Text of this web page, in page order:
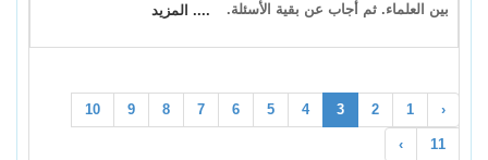
بين العلماء. ثم أجاب عن بقية الأسئلة.
.... المزيد
‹
1
2
3
4
5
6
7
8
9
10
11
›